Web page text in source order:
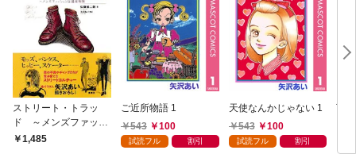
ストリート・トラッ
ド ～メンズファッシ
ョンは温故知新
1,485
ご近所物語 1
543
100
試読フル 割引
天使なんかじゃない 1
543
100
試読フル 割引
下